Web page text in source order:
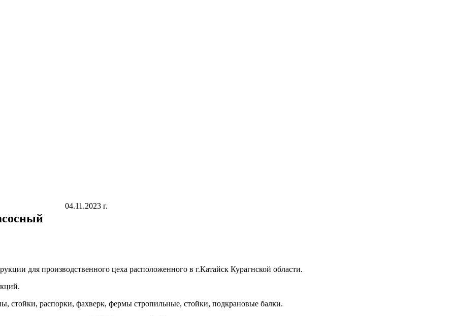
04.11.2023 г.
для производственного цеха расположенного в г.Катайск Курагнской области.
стойки, распорки, фахверк, фермы стропильные, стойки, подкрановые балки.